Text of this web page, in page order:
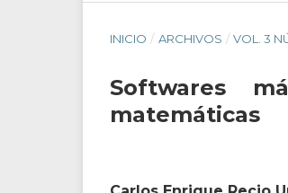
INICIO / ARCHIVOS / VOL. 3
Softwares
matemáticas